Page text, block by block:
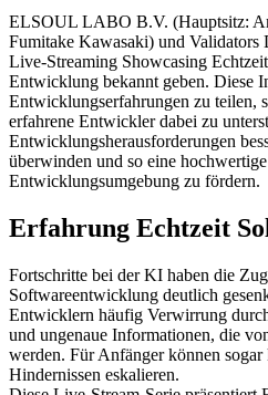
ELSOUL LABO B.V. (Hauptsitz:
Fumitake Kawasaki) und Validators
Live-Streaming Showcasing
Entwicklung bekannt geben. Diese
Entwicklungserfahrungen zu teilen,
erfahrene Entwickler dabei zu
Entwicklungsherausforderungen
überwinden und so eine
Entwicklungsumgebung zu fördern.
Erfahrung Echtzeit
Fortschritte bei der KI haben die
Softwareentwicklung deutlich
Entwicklern häufig Verwirrung
und ungenaue Informationen, die
werden. Für Anfänger können
Hindernissen eskalieren.